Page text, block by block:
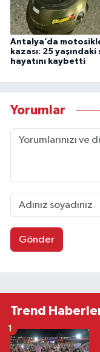
Antalya’da
kazası: 25 yaşındaki
hayatını kaybetti
Yorumlar
Gönder
Trend
1